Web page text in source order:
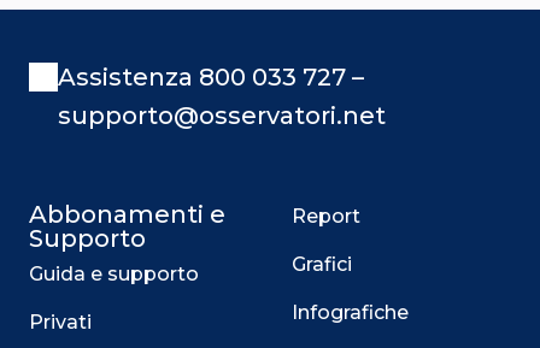
Assistenza 800 033 727 –
supporto@osservatori.net
Abbonamenti e
Supporto
Guida e supporto
Privati
Report
Grafici
Infografiche